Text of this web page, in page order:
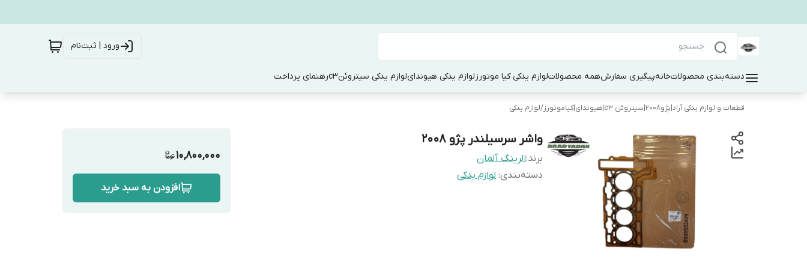
ورود | ثبت‌نام
دسته‌بندی محصولاتخانهپیگیری سفارشهمه محصولاتلوازم یدکی کیا موتورزلوازم یدکی هیوندایلوازم یدکی سیتروئنc3 رهنمای پرداخت
قطعات و لوازم یدکی آراد|پژو۲۰۰۸|سیتروئن c3|هیوندای|کیاموتورز /لوازم یدکی
واشر سرسیلندر پژو ۲۰۰۸
برند:الرینگ آلمان
دسته‌بندی: لوازم یدکی
10,800,000
افزودن به سبد خرید